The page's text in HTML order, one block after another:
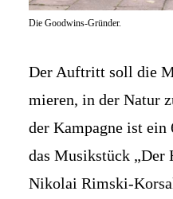
Die Goodwins-Gründer.
Der Auftritt soll die
mieren, in der Natur
der Kampagne ist ein
das Musik­stück „Der
Nikolai Rimski-